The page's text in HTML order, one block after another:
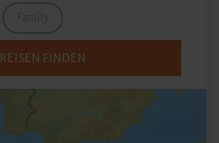
REISEN FINDEN